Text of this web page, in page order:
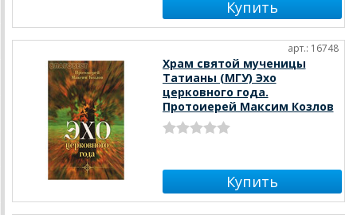
арт.: 16748
Храм святой мученицы
Татианы (МГУ) Эхо
церковного года.
Протоиерей Максим Козлов